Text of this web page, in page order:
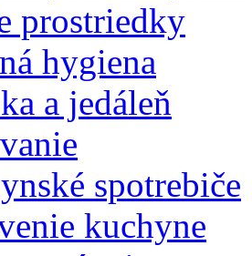
prostriedky
hygiena
a jedáleň
spotrebiče
kuchyne